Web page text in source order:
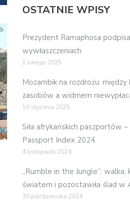
OSTATNIE WPISY
Prezydent Ramaphosa
wywłaszczeniach
1 lutego 2025
Mozambik na rozdrożu:
zasobów a widmem
10 stycznia 2025
Siła afrykańskich paszportów
Passport Index 2024
4 listopada 2024
„Rumble in the Jungle”: walka,
światem i pozostawiła ślad w
30 października 2024